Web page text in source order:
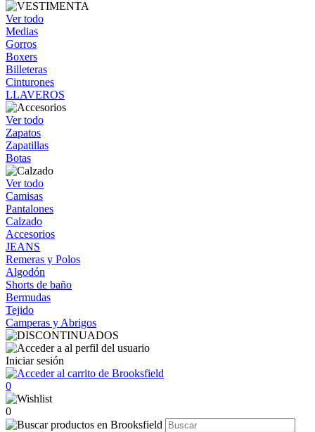
Ver todo
Medias
Gorros
Boxers
Billeteras
Cinturones
LLAVEROS
Ver todo
Zapatos
Zapatillas
Botas
Ver todo
Camisas
Pantalones
Calzado
Accesorios
JEANS
Remeras y Polos
Algodón
Shorts de baño
Bermudas
Tejido
Camperas y Abrigos
Iniciar sesión
0
0